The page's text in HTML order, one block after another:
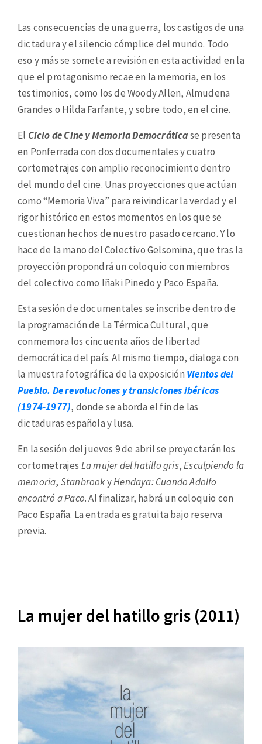
Las consecuencias de una guerra, los castigos de una
dictadura y el silencio cómplice del mundo. Todo
eso y más se somete a revisión en esta actividad en la
que el protagonismo recae en la memoria, en los
testimonios, como los de Woody Allen, Almudena
Grandes o Hilda Farfante, y sobre todo, en el cine.
El Ciclo de Cine y Memoria Democráticase presenta
en Ponferrada con dos documentales y cuatro
cortometrajes con amplio reconocimiento dentro
del mundo del cine. Unas proyecciones que actúan
como “Memoria Viva” para reivindicar la verdad y el
rigor histórico en estos momentos en los que se
cuestionan hechos de nuestro pasado cercano. Y lo
hace de la mano del Colectivo Gelsomina, que tras la
proyección propondrá un coloquio con miembros
del colectivo como Iñaki Pinedo y Paco España.
Esta sesión de documentales se inscribe dentro de
la programación de La Térmica Cultural, que
conmemora los cincuenta años de libertad
democrática del país. Al mismo tiempo, dialoga con
la muestra fotográfica de la exposición Vientos del
Pueblo. De revoluciones y transiciones ibéricas
(1974-1977), donde se aborda el fin de las
dictaduras española y lusa.
En la sesión del jueves 9 de abril se proyectarán los
cortometrajes La mujer del hatillo gris,Esculpiendo la
memoria, StanbrookyHendaya: Cuando Adolfo
encontró a Paco. Al finalizar, habrá un coloquio con
Paco España. La entrada es gratuita bajo reserva
previa.
La mujer del hatillo gris (2011)